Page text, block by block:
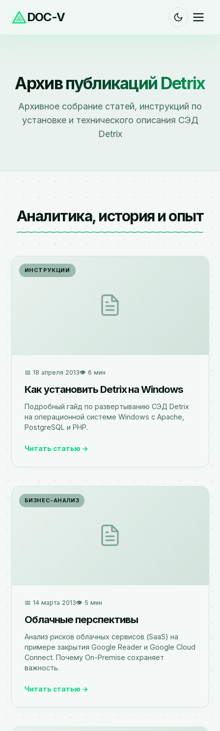
DOC-V
Архив публикаций Detrix
Архивное собрание статей, инструкций по
установке и технического описания СЭД
Detrix
Аналитика, история и опыт
ИНСТРУКЦИИ
📅 18 апреля 2013👁️ 6 мин
Как установить Detrix на Windows
Подробный гайд по развертыванию СЭД Detrix
на операционной системе Windows с Apache,
PostgreSQL и PHP.
Читать статью →
БИЗНЕС-АНАЛИЗ
📅 14 марта 2013👁️ 5 мин
Облачные перспективы
Анализ рисков облачных сервисов (SaaS) на
примере закрытия Google Reader и Google Cloud
Connect. Почему On-Premise сохраняет
важность.
Читать статью →